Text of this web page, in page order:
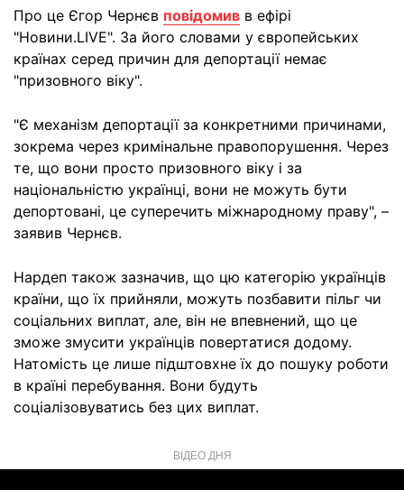
Про це Єгор Чернєв повідомив в ефірі
"Новини.LIVE". За його словами у європейських
країнах серед причин для депортації немає
"призовного віку".
"Є механізм депортації за конкретними причинами,
зокрема через кримінальне правопорушення. Через
те, що вони просто призовного віку і за
національністю українці, вони не можуть бути
депортовані, це суперечить міжнародному праву", –
заявив Чернєв.
Нардеп також зазначив, що цю категорію українців
країни, що їх прийняли, можуть позбавити пільг чи
соціальних виплат, але, він не впевнений, що це
зможе змусити українців повертатися додому.
Натомість це лише підштовхне їх до пошуку роботи
в країні перебування. Вони будуть
соціалізовуватись без цих виплат.
ВІДЕО ДНЯ